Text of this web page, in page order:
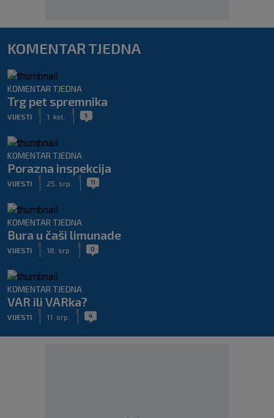
KOMENTAR TJEDNA
KOMENTAR TJEDNA
Trg pet spremnika
VIJESTI 1. kol. 5
KOMENTAR TJEDNA
Porazna inspekcija
VIJESTI 25. srp. 11
KOMENTAR TJEDNA
Bura u čaši limunade
VIJESTI 18. srp. 0
KOMENTAR TJEDNA
VAR ili VARka?
VIJESTI 11. srp. 4